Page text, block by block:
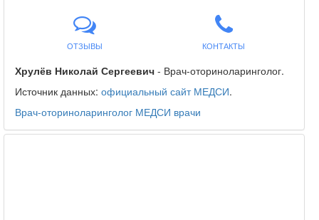
ОТЗЫВЫ КОНТАКТЫ
Хрулёв Николай Сергеевич - Врач-оториноларинголог.
Источник данных: официальный сайт МЕДСИ.
Врач-оториноларинголог МЕДСИ врачи